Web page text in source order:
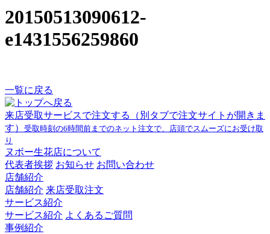
20150513090612-
e1431556259860
一覧に戻る
来店受取サービスで注文する
（別タブで注文サイトが開きま
す） 受取時刻の6時間前までのネット注文で、店頭でスムーズにお受け取
り
ヌボー生花店について
代表者挨拶 お知らせ お問い合わせ
店舗紹介
店舗紹介 来店受取注文
サービス紹介
サービス紹介 よくあるご質問
事例紹介